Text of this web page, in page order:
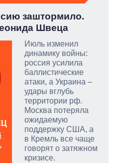
заштормило.
Швеца
Июль изменил
динамику войны:
россия усилила
баллистические
атаки, а Украина –
удары вглубь
территории рф.
Москва потеряла
ожидаемую
поддержку США, а
в Кремль все чаще
говорят о затяжном
кризисе.